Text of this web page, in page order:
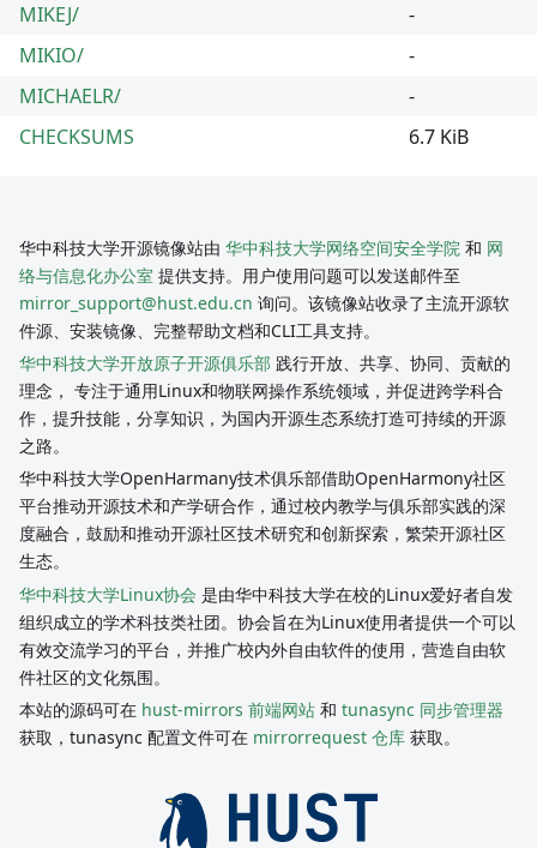
MIKEJ/
-
MIKIO/
-
MICHAELR/
-
CHECKSUMS
6.7 KiB
华中科技大学开源镜像站由 华中科技大学网络空间安全学院 和 网
络与信息化办公室 提供支持。用户使用问题可以发送邮件至
mirror_support@hust.edu.cn 询问。该镜像站收录了主流开源软
件源、安装镜像、完整帮助文档和CLI工具支持。
华中科技大学开放原子开源俱乐部 践行开放、共享、协同、贡献的
理念， 专注于通用Linux和物联网操作系统领域，并促进跨学科合
作，提升技能，分享知识，为国内开源生态系统打造可持续的开源
之路。
华中科技大学OpenHarmany技术俱乐部借助OpenHarmony社区
平台推动开源技术和产学研合作，通过校内教学与俱乐部实践的深
度融合，鼓励和推动开源社区技术研究和创新探索，繁荣开源社区
生态。
华中科技大学Linux协会 是由华中科技大学在校的Linux爱好者自发
组织成立的学术科技类社团。协会旨在为Linux使用者提供一个可以
有效交流学习的平台，并推广校内外自由软件的使用，营造自由软
件社区的文化氛围。
本站的源码可在 hust-mirrors 前端网站 和 tunasync 同步管理器
获取，tunasync 配置文件可在 mirrorrequest 仓库 获取。